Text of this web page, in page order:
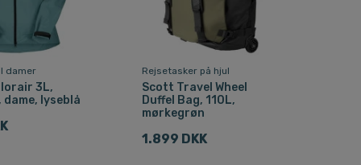
damer
3L,
dame, lyseblå
Rejsetasker på hjul
Scott Travel Wheel
Duffel Bag, 110L,
mørkegrøn
1.899 DKK